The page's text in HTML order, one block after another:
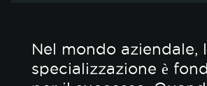
Nel mondo aziendale,
specializzazione è